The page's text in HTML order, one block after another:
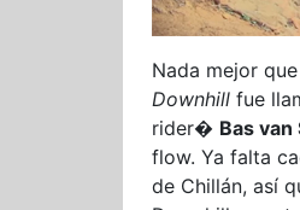
Nada mejor
Downhill fue
rider� Bas
flow. Ya falta
de Chillán, así